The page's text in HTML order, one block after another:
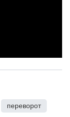
переворот